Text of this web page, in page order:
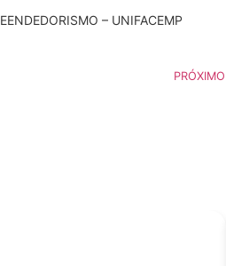
– UNIFACEMP
PRÓXIMO